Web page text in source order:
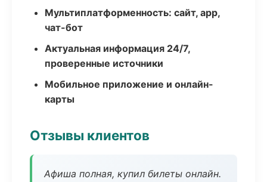
Мультиплатформенность: сайт, app,
чат-бот
Актуальная информация 24/7,
проверенные источники
Мобильное приложение и онлайн-
карты
Отзывы клиентов
Афиша полная, купил билеты онлайн.